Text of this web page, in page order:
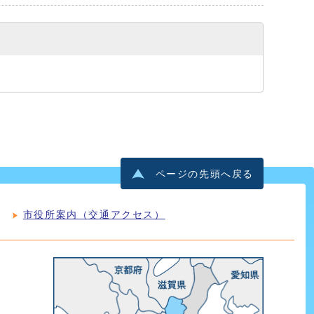
ページの先頭へ戻る
市役所案内（交通アクセス）